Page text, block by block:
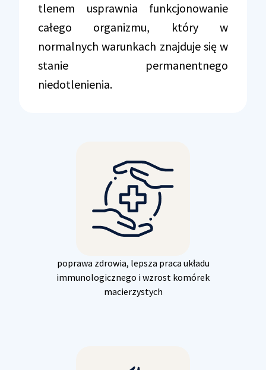
tlenem usprawnia funkcjonowanie
całego organizmu, który w
normalnych warunkach znajduje się w
stanie permanentnego
niedotlenienia.
poprawa zdrowia, lepsza praca układu
immunologicznego i wzrost komórek
macierzystych